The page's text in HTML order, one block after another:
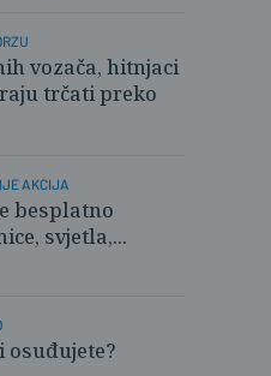
vozača, hitnjaci
trčati preko
AKCIJA
besplatno
svjetla,...
osuđujete?